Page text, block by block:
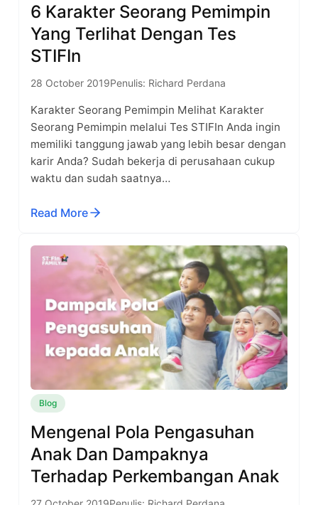
6 Karakter Seorang Pemimpin
Yang Terlihat Dengan Tes
STIFIn
28 October 2019Penulis: Richard Perdana
Karakter Seorang Pemimpin Melihat Karakter
Seorang Pemimpin melalui Tes STIFIn Anda ingin
memiliki tanggung jawab yang lebih besar dengan
karir Anda? Sudah bekerja di perusahaan cukup
waktu dan sudah saatnya…
Read More
Blog
Mengenal Pola Pengasuhan
Anak Dan Dampaknya
Terhadap Perkembangan Anak